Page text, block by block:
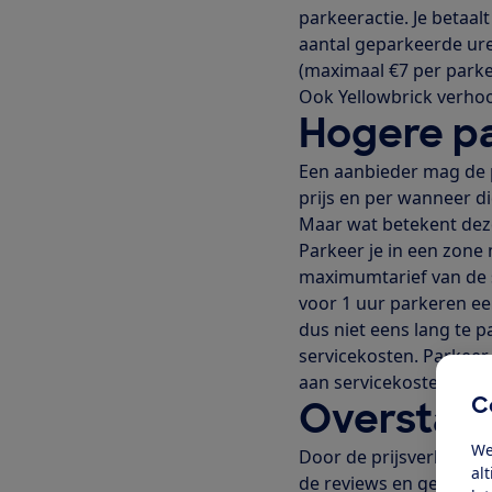
parkeeractie. Je
aantal geparkeerde
(maximaal €7 per
Ook Yellowbrick
Hogere
Een aanbieder mag
prijs en per wanneer
Maar wat betekent
Parkeer je in een
maximumtarief van
voor 1 uur parkeren
dus niet eens lang te
servicekosten.
aan servicekosten dan
Door de
de reviews en